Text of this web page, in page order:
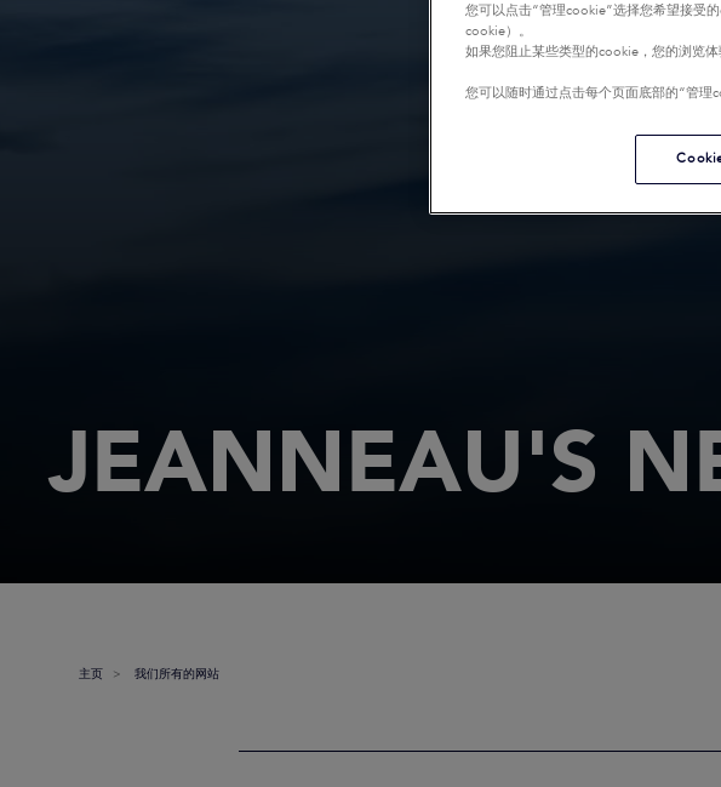
JEANNEAU'S
主页 我们所有的网站
您可以点击“管理cookie”选择您希望接受
cookie）。
如果您阻止某些类型的cookie，您的浏览
您可以随时通过点击每个页面底部的“管